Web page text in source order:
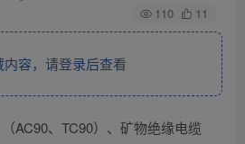
110 11
内容，请登录后查看
AC90、TC90）、矿物绝缘电缆